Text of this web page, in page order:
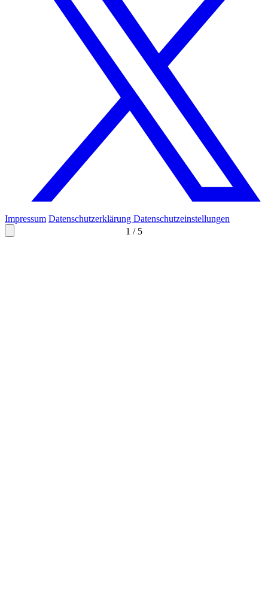
1 / 5
Impressum Datenschutzerklärung Datenschutzeinstellungen